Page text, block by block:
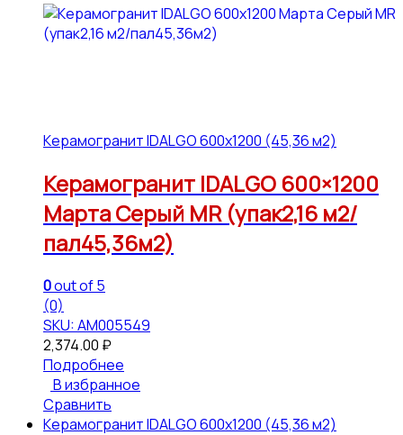
Керамогранит IDALGO 600x1200 (45,36 м2)
Керамогранит IDALGO 600×1200
Марта Серый МR (упак2,16 м2/
пал45,36м2)
0out of 5
(0)
SKU: АМ005549
2,374.00 ₽
Подробнее
В избранное
Сравнить
Керамогранит IDALGO 600x1200 (45,36 м2)